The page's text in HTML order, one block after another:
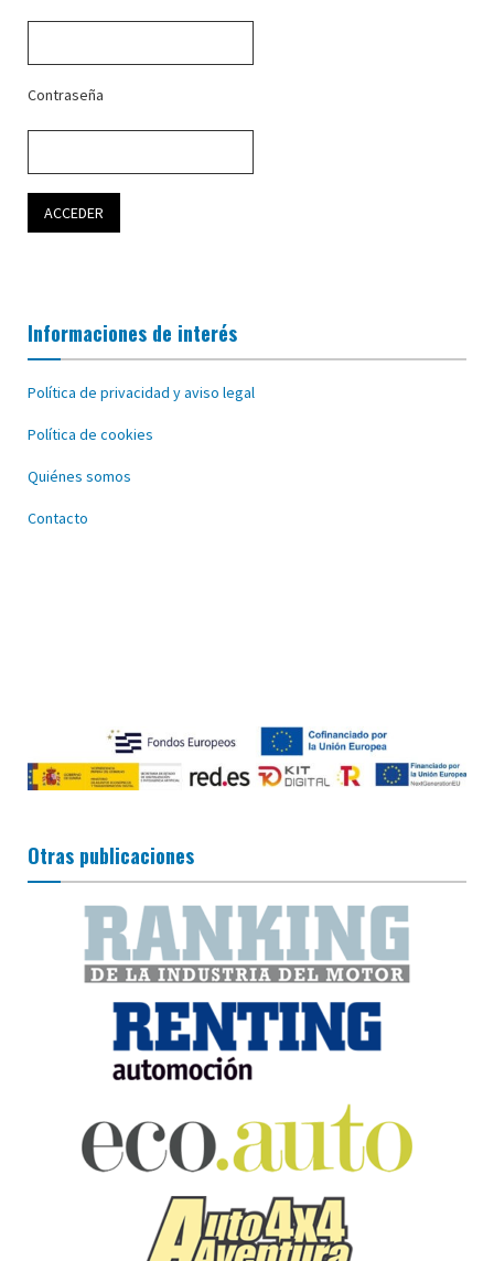
Contraseña
Informaciones de interés
Política de privacidad y aviso legal
Política de cookies
Quiénes somos
Contacto
Otras publicaciones